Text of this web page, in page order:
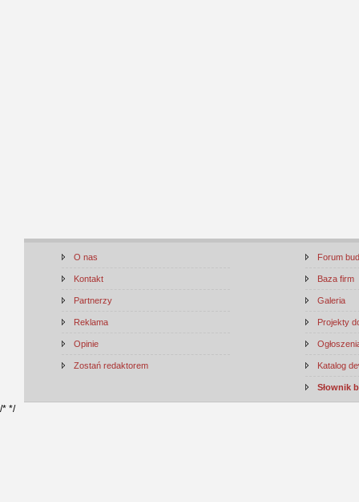
O nas
Kontakt
Partnerzy
Reklama
Opinie
Zostań redaktorem
Forum
Baza firm
Galeria
Projekty
Katalog
Słownik
/* */